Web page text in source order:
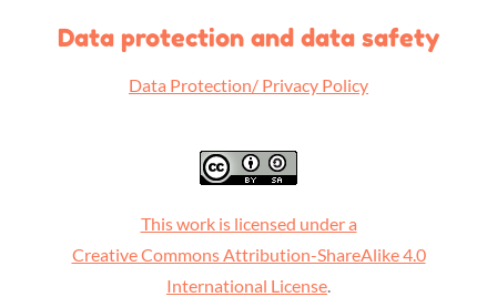
Data protection and data safety
Data Protection/ Privacy Policy
This work is licensed under a
Creative Commons Attribution-ShareAlike 4.0
International License.